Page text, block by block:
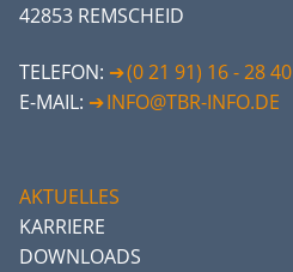
42853 REMSCHEID
TELEFON:
(0 21 91) 16 - 28 40
E-MAIL:
INFO@TBR-INFO.DE
AKTUELLES
KARRIERE
DOWNLOADS